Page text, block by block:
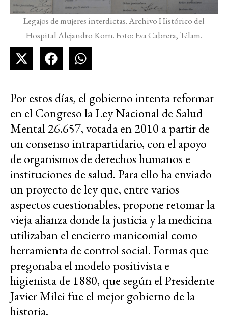
Legajos de mujeres interdictas. Archivo Histórico del
Hospital Alejandro Korn. Foto: Eva Cabrera, Télam.
Por estos días, el gobierno intenta reformar
en el Congreso la Ley Nacional de Salud
Mental 26.657, votada en 2010 a partir de
un consenso intrapartidario, con el apoyo
de organismos de derechos humanos e
instituciones de salud. Para ello ha enviado
un proyecto de ley que, entre varios
aspectos cuestionables, propone retomar la
vieja alianza donde la justicia y la medicina
utilizaban el encierro manicomial como
herramienta de control social. Formas que
pregonaba el modelo positivista e
higienista de 1880, que según el Presidente
Javier Milei fue el mejor gobierno de la
historia.